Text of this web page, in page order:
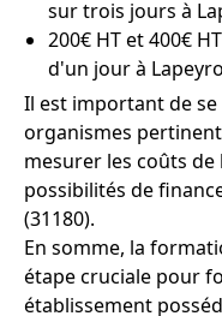
sur trois jours à
200€ HT et 400€
d'un jour à
Il est important de
organismes
mesurer les coûts
possibilités de
(31180).
En somme, la
étape cruciale pour
établissement